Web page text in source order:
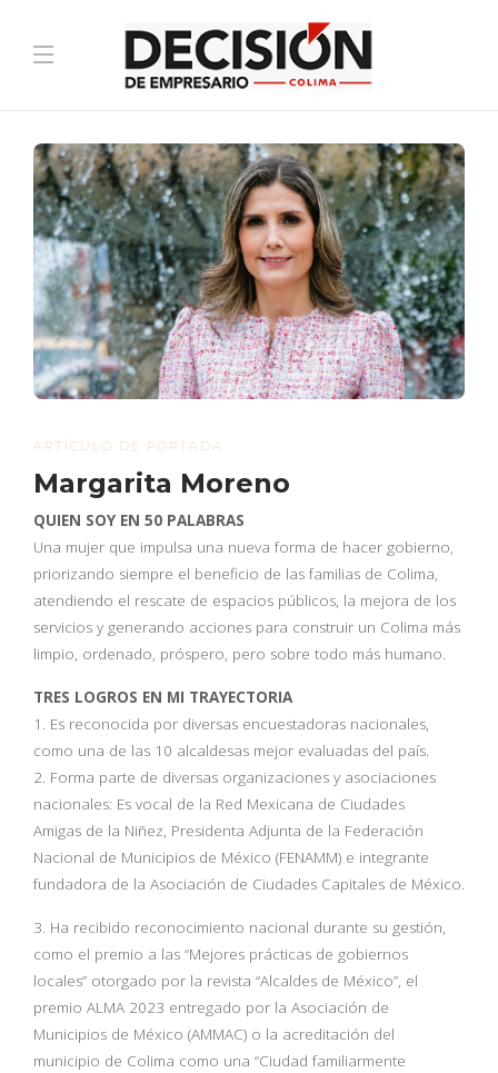
ARTÍCULO DE PORTADA
Margarita Moreno
QUIEN SOY EN 50 PALABRAS
Una mujer que impulsa una nueva forma de hacer gobierno,
priorizando siempre el beneficio de las familias de Colima,
atendiendo el rescate de espacios públicos, la mejora de los
servicios y generando acciones para construir un Colima más
limpio, ordenado, próspero, pero sobre todo más humano.
TRES LOGROS EN MI TRAYECTORIA
1. Es reconocida por diversas encuestadoras nacionales,
como una de las 10 alcaldesas mejor evaluadas del país.
2. Forma parte de diversas organizaciones y asociaciones
nacionales: Es vocal de la Red Mexicana de Ciudades
Amigas de la Niñez, Presidenta Adjunta de la Federación
Nacional de Municipios de México (FENAMM) e integrante
fundadora de la Asociación de Ciudades Capitales de México.
3. Ha recibido reconocimiento nacional durante su gestión,
como el premio a las “Mejores prácticas de gobiernos
locales” otorgado por la revista “Alcaldes de México”, el
premio ALMA 2023 entregado por la Asociación de
Municipios de México (AMMAC) o la acreditación del
municipio de Colima como una “Ciudad familiarmente